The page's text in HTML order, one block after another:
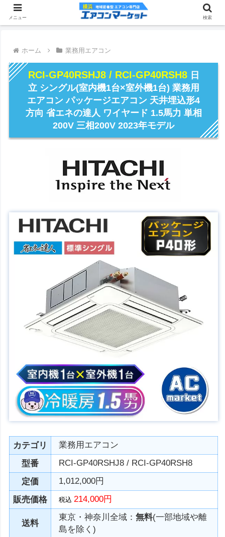
ホーム 業務用エアコン
RCI-GP40RSHJ8 / RCI-GP40RSH8 日
立 シングル(室内機1台×室外機1台) 業務用
エアコン パッケージエアコン 天井埋込形4
方向 省エネの達人 ワイヤード 1.5馬力 単相
200V 三相200V 2023年モデル
カテゴリ
業務用エアコン
型番
RCI-GP40RSHJ8 / RCI-GP40RSH8
定価
1,012,000円
販売価格
税込214,000円
送料
東京・神奈川全域：無料(一部地域や離
島を除く)
メニュー 検索